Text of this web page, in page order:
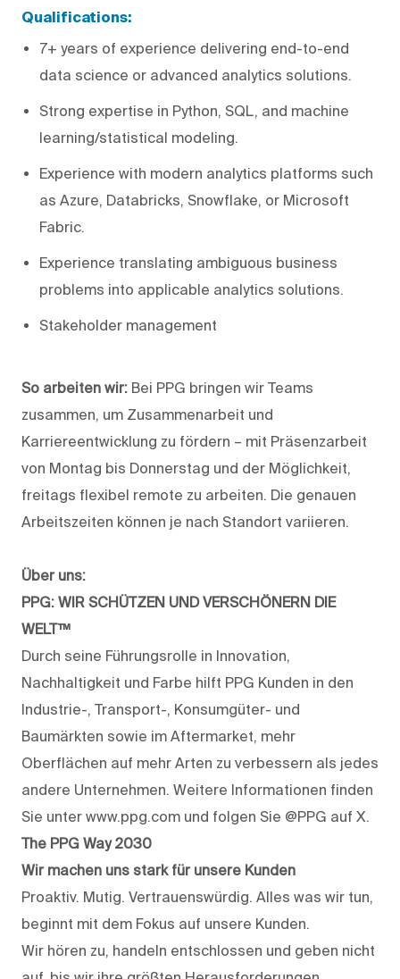
Qualifications:
7+ years of experience delivering end-to-end
data science or advanced analytics solutions.
Strong expertise in Python, SQL, and machine
learning/statistical modeling.
Experience with modern analytics platforms such
as Azure, Databricks, Snowflake, or Microsoft
Fabric.
Experience translating ambiguous business
problems into applicable analytics solutions.
Stakeholder management
So arbeiten wir: Bei PPG bringen wir Teams
zusammen, um Zusammenarbeit und
Karriereentwicklung zu fördern – mit Präsenzarbeit
von Montag bis Donnerstag und der Möglichkeit,
freitags flexibel remote zu arbeiten. Die genauen
Arbeitszeiten können je nach Standort variieren.
Über uns:
PPG: WIR SCHÜTZEN UND VERSCHÖNERN DIE
WELT™
Durch seine Führungsrolle in Innovation,
Nachhaltigkeit und Farbe hilft PPG Kunden in den
Industrie-, Transport-, Konsumgüter- und
Baumärkten sowie im Aftermarket, mehr
Oberflächen auf mehr Arten zu verbessern als jedes
andere Unternehmen. Weitere Informationen finden
Sie unter www.ppg.com und folgen Sie @PPG auf X.
The PPG Way 2030
Wir machen uns stark für unsere Kunden
Proaktiv. Mutig. Vertrauenswürdig. Alles was wir tun,
beginnt mit dem Fokus auf unsere Kunden.
Wir hören zu, handeln entschlossen und geben nicht